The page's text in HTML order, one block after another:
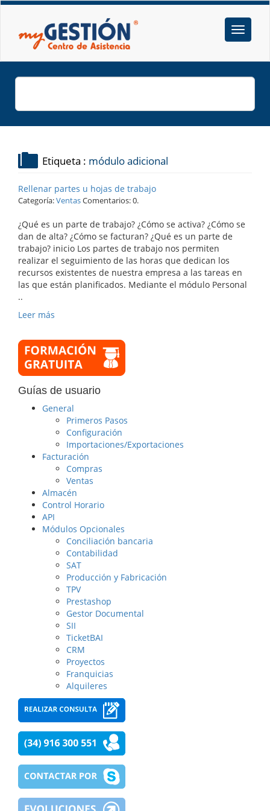
Etiqueta : módulo adicional
Rellenar partes u hojas de trabajo
Categoría:VentasComentarios: 0.
¿Qué es un parte de trabajo? ¿Cómo se activa? ¿Cómo se
dan de alta? ¿Cómo se facturan? ¿Qué es un parte de
trabajo? inicio Los partes de trabajo nos permiten
realizar el seguimiento de las horas que dedican los
recursos existentes de nuestra empresa a las tareas en
las que están planificados. Mediante el módulo Personal
..
Leer más
Guías de usuario
General
Primeros Pasos
Configuración
Importaciones/Exportaciones
Facturación
Compras
Ventas
Almacén
Control Horario
API
Módulos Opcionales
Conciliación bancaria
Contabilidad
SAT
Producción y Fabricación
TPV
Prestashop
Gestor Documental
SII
TicketBAI
CRM
Proyectos
Franquicias
Alquileres